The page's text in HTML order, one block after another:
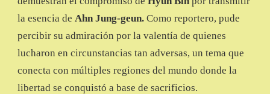
la esencia de Ahn Jung-geun. Como reportero, pude
percibir su admiración por la valentía de quienes
lucharon en circunstancias tan adversas, un tema que
conecta con múltiples regiones del mundo donde la
libertad se conquistó a base de sacrificios.